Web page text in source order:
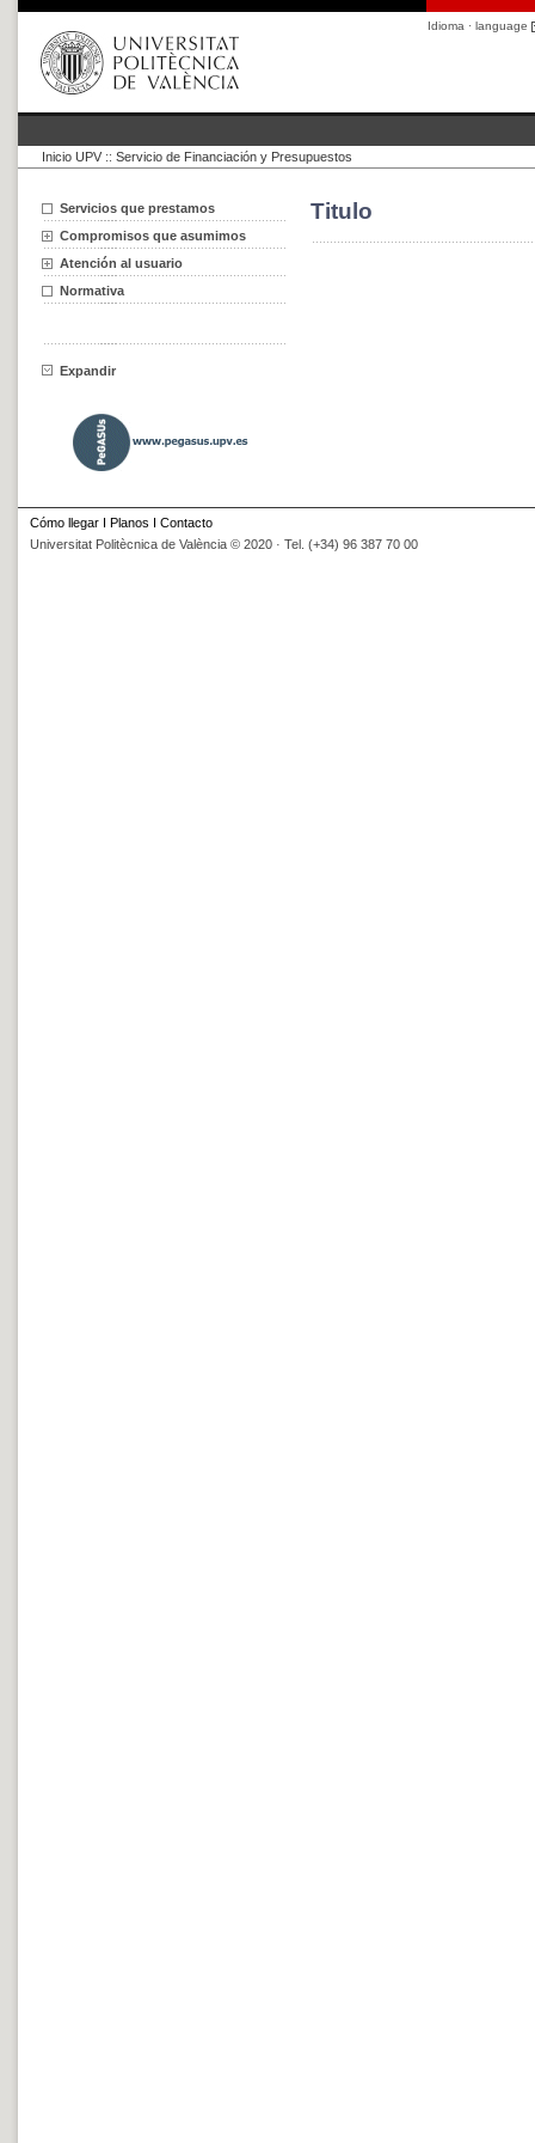
Idioma · language
Inicio UPV :: Servicio de Financiación y Presupuestos
Servicios que prestamos
Compromisos que asumimos
Atención al usuario
Normativa
Expandir
Titulo
Cómo llegar I Planos I Contacto
Universitat Politècnica de València © 2020 · Tel. (+34) 96 387 70 00